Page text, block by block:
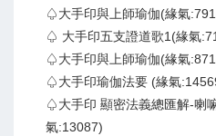
♤大手印與上師瑜伽(緣氣
♤ 大手印五支證道歌1(緣氣
♤大手印與上師瑜伽(緣氣
♤大手印瑜伽法要 (緣氣
♤大手印 顯密法義總匯解-喇
氣:13087)